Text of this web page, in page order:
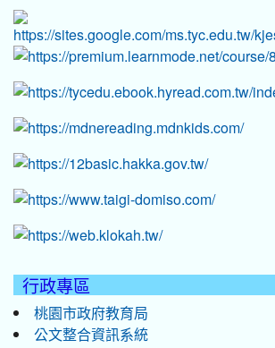
行政專區
桃園市政府教育局
公文整合資訊系統